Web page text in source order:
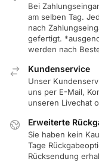
Bei
am selben Tag.
nach
gefertigt.
werden nach
Kundenservice
Unser
uns per E-Mail,
unseren Livechat
Erweiterte
Sie haben kein
Tage
Rücksendung